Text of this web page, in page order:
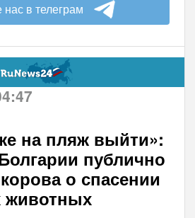
нас в телеграм
на пляж выйти»:
публично
о спасении